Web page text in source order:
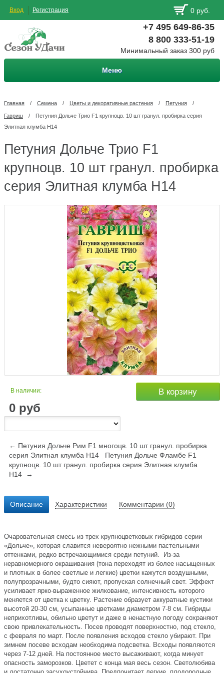
Вход Регистрация 0 руб.
+7 495 649-86-35
8 800 333-51-19
Минимальный заказ 300 руб
Меню
Главная / Семена / Цветы и декоративные растения / Петуния /
Гавриш /
Петуния Дольче Трио F1 крупноцв. 10 шт гранул. пробирка серия
Элитная клумба Н14
Петуния Дольче Трио F1
крупноцв. 10 шт гранул. пробирка
серия Элитная клумба Н14
В наличии:
0 руб
В корзину
← Петуния Дольче Рим F1 многоцв. 10 шт гранул. пробирка
серия Элитная клумба Н14
Петуния Дольче Фламбе F1
крупноцв. 10 шт гранул. пробирка серия Элитная клумба
Н14 →
Описание Характеристики Комментарии (0)
Очаровательная смесь из трех крупноцветковых гибридов серии
«Дольче», которая славится невероятно нежными пастельными
оттенками, редко встречающимися среди петуний. Из-за
неравномерного окрашивания (тона переходят из более насыщенных
и плотных в более светлые и легкие) цветки кажутся воздушными,
полупрозрачными, будто сияют, пропуская солнечный свет. Эффект
усиливает ярко-выраженное жилкование, интенсивность которого
меняется от цветка к цветку. Растение образует аккуратные кустики
высотой 20-30 см, усыпанные цветками диаметром 7-8 см. Гибриды
неприхотливы, обильно цветут и даже в ненастную погоду сохраняют
свою привлекательность. Посев проводят поверхностно, под стекло,
с февраля по март. После появления всходов стекло убирают. При
зимнем посеве всходам необходима подсветка. Всходы появляются
через 7-12 дней. На постоянное место высаживают, когда минует
опасность заморозков. Цветет с конца мая весь сезон. Светолюбива